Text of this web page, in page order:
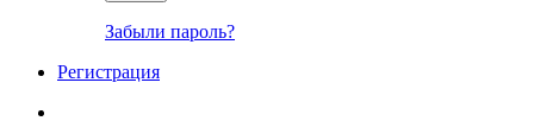
Забыли пароль?
Регистрация